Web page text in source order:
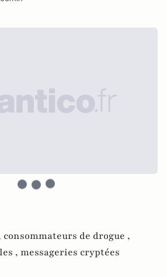
consommateurs de drogue ,
, messageries cryptées